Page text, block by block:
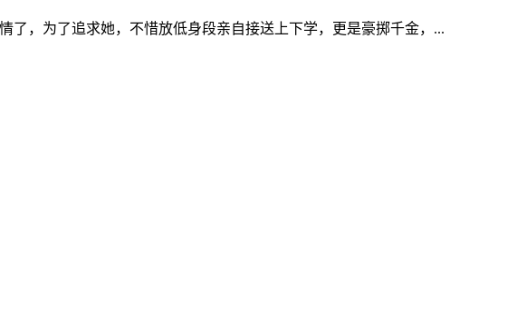
，为了追求她，不惜放低身段亲自接送上下学，更是豪掷千金，...